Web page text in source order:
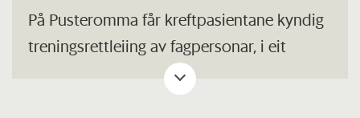
På Pusteromma får kreftpasientane kyndig
treningsrettleiing av fagpersonar, i eit
sosialt og triveleg miljø, før, under og etter